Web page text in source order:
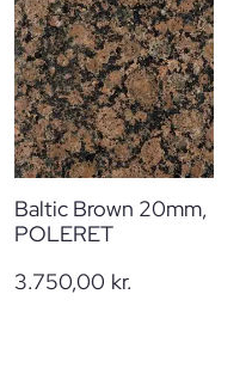
Baltic Brown 20mm,
POLERET
3.750,00 kr.